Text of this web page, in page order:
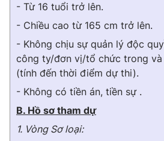
Cơ quan chủ quản:Đài Truyền hình
Cơ quan báo chí:
Thời báo VTV
Giấy phép hoạt động báo in và báo
cấp ngày 29/12/2023
Phó Tổng Biên tập:
Nguyễn Trọng Ninh
Tổng đài VTV:024.38 355 931 -
- Từ 16 tuổi trở lên.
- Chiều cao từ 165 cm trở lên.
- Không chịu sự quản lý độc
công ty/đơn vị/tổ chức trong và
(tính đến thời điểm dự thi).
- Không có tiền án, tiền sự .
B. Hồ sơ tham dự
1. Vòng Sơ loại: